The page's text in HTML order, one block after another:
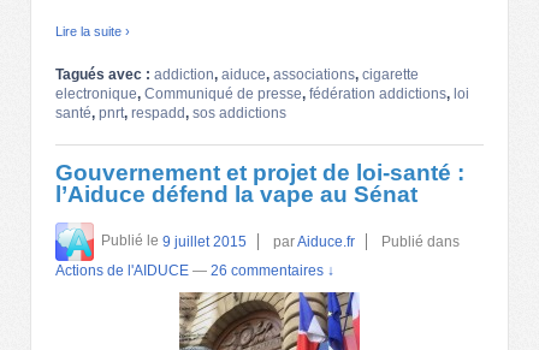
Lire la suite ›
Tagués avec : addiction, aiduce, associations, cigarette
electronique, Communiqué de presse, fédération addictions, loi
santé, pnrt, respadd, sos addictions
Gouvernement et projet de loi-santé :
l’Aiduce défend la vape au Sénat
Publié le 9 juillet 2015 parAiduce.fr
Publié dans
Actions de l'AIDUCE — 26 commentaires ↓